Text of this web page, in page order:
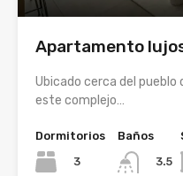
Apartamento
Ubicado cerca del pueblo
este complejo…
Dormitorios
3
Baños
3.5